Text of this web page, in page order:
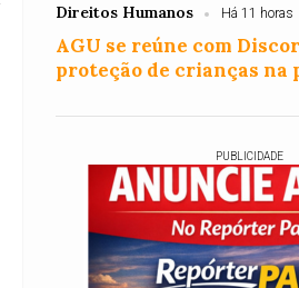
Direitos Humanos Há 11 horas
AGU se reúne com
proteção de crianças na
PUBLICIDADE